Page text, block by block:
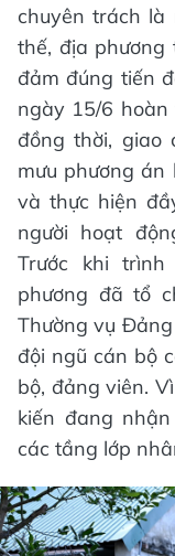
chuyên trách
thế, địa phương
đảm đúng tiến
ngày 15/6
đồng thời, giao
mưu phương án
và thực hiện
người hoạt
Trước khi
phương đã tổ
Thường vụ
đội ngũ cán bộ
bộ, đảng viên.
kiến đang
các tầng lớp